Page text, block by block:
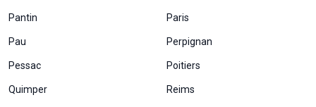
Pantin Paris
Pau Perpignan
Pessac Poitiers
Quimper Reims